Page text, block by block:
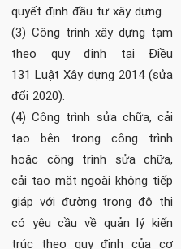
quyết định đầu tư xây dựng.
(3) Công trình xây dựng tạm
theo quy định tại Điều
131Luật Xây dựng 2014(sửa
đổi 2020).
(4) Công trình sửa chữa, cải
tạo bên trong công trình
hoặc công trình sửa chữa,
cải tạo mặt ngoài không tiếp
giáp với đường trong đô thị
có yêu cầu về quản lý kiến
trúc theo quy định của cơ